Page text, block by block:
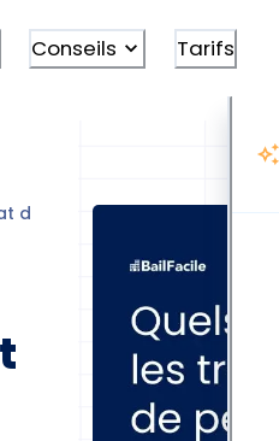
Conseils Tarifs
des lieux de sortie peinture